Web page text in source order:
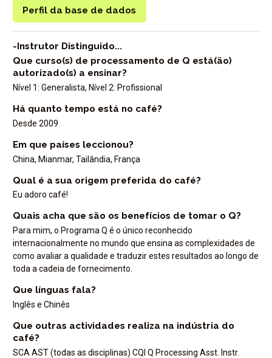
Perfil da base de dados
-Instrutor Distinguido...
Que curso(s) de processamento de Q está(ão)
autorizado(s) a ensinar?
Nível 1: Generalista, Nível 2: Profissional
Há quanto tempo está no café?
Desde 2009
Em que países leccionou?
China, Mianmar, Tailândia, França
Qual é a sua origem preferida do café?
Eu adoro café!
Quais acha que são os benefícios de tomar o Q?
Para mim, o Programa Q é o único reconhecido
internacionalmente no mundo que ensina as complexidades de
como avaliar a qualidade e traduzir estes resultados ao longo de
toda a cadeia de fornecimento.
Que línguas fala?
Inglês e Chinês
Que outras actividades realiza na indústria do
café?
SCA AST (todas as disciplinas) CQI Q Processing Asst. Instr.